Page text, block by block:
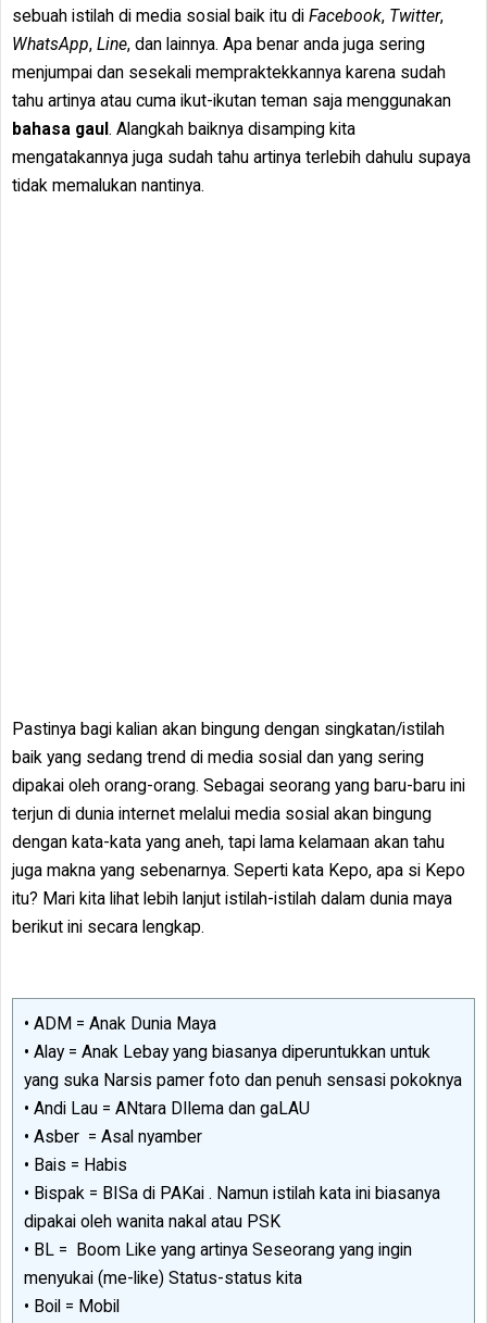
sebuah istilah di media sosial baik itu di Facebook, Twitter,
WhatsApp, Line, dan lainnya. Apa benar anda juga sering
menjumpai dan sesekali mempraktekkannya karena sudah
tahu artinya atau cuma ikut-ikutan teman saja menggunakan
bahasa gaul . Alangkah baiknya disamping kita
mengatakannya juga sudah tahu artinya terlebih dahulu supaya
tidak memalukan nantinya.
Pastinya bagi kalian akan bingung dengan singkatan/istilah
baik yang sedang trend di media sosial dan yang sering
dipakai oleh orang-orang. Sebagai seorang yang baru-baru ini
terjun di dunia internet melalui media sosial akan bingung
dengan kata-kata yang aneh, tapi lama kelamaan akan tahu
juga makna yang sebenarnya. Seperti kata Kepo, apa si Kepo
itu? Mari kita lihat lebih lanjut istilah-istilah dalam dunia maya
berikut ini secara lengkap.
• ADM = Anak Dunia Maya
• Alay = Anak Lebay yang biasanya diperuntukkan untuk
yang suka Narsis pamer foto dan penuh sensasi pokoknya
• Andi Lau = ANtara DIlema dan gaLAU
• Asber = Asal nyamber
• Bais = Habis
• Bispak = BISa di PAKai . Namun istilah kata ini biasanya
dipakai oleh wanita nakal atau PSK
• BL = Boom Like yang artinya Seseorang yang ingin
menyukai (me-like) Status-status kita
• Boil = Mobil